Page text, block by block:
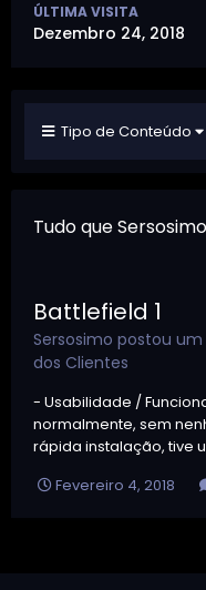
ÚLTIMA VISITA
Dezembro 24, 2018
Tipo de Conteúdo
Tudo que
Battlefield 1
Sersosimo postou
dos Clientes
- Usabilidade /
normalmente, sem
rápida instalação, tive
Fevereiro 4, 2018